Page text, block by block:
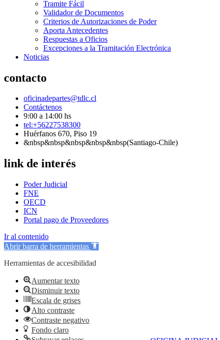
Tramite Fácil
Validador de Documentos
Criterios de Autorizaciones de Poder
Aporta Antecedentes
Respuestas a Oficios
Excepciones a la Tramitación Electrónica
Noticias
contacto
oficinadepartes@tdlc.cl
Contáctenos
9:00 a 14:00 hs
tel:+56227538300
Huérfanos 670, Piso 19
&nbsp&nbsp&nbsp&nbsp&nbsp(Santiago-Chile)
link de interés
Poder Judicial
FNE
OECD
ICN
Portal pago de Proveedores
Ir al contenido
Abrir barra de herramientas
Herramientas de accesibilidad
Aumentar texto
Disminuir texto
Escala de grises
Alto contraste
Contraste negativo
Fondo claro